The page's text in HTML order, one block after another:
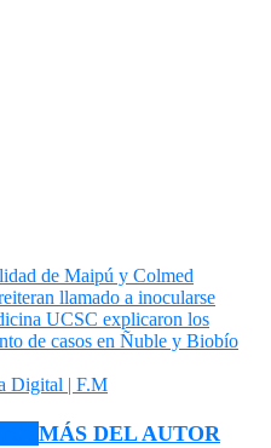
de Maipú y Colmed
llamado a inocularse
UCSC explicaron los
de casos en Ñuble y Biobío
Digital | F.M
MÁS DEL AUTOR